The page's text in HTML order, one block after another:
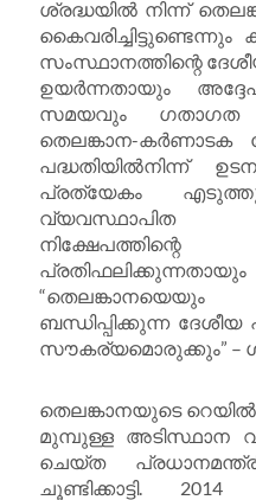
ശ്രദ്ധയിൽ നിന്ന്
സംസ്ഥാനത്തിന്റെ
ഉയർന്നതായും
സമയവും ഗതാഗത
തെലങ്കാന-കർണാടക
പദ്ധതിയിൽനിന്ന്
പ്രത്യേകം
വ്യവസ്ഥാപിത
ബന്ധിപ്പിക്കുന്ന
സൗകര്യമൊരുക്കും” –
തെലങ്കാനയുടെ
മുമ്പുള്ള അടിസ്ഥാന
ചെയ്ത
ചൂണ്ടിക്കാട്ടി.